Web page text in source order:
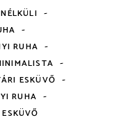
-
-
RUHA -
-
ESKÜVŐ -
RUHA -